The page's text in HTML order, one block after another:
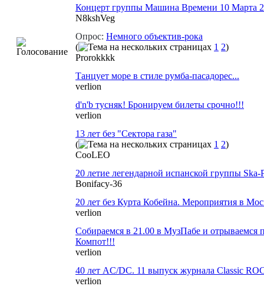
Концерт группы Машина Времени 10 Марта
N8kshVeg
Опрос: Немного объектив-рока
(
1 2)
Prorokkkk
Танцует море в стиле румба-пасадорес...
verlion
d'n'b тусняк! Бронируем билеты срочно!!!
verlion
13 лет без "Сектора газа"
(
1 2)
CooLEO
20 летие легендарной испанской группы Ska-
Bonifacy-36
20 лет без Курта Кобейна. Мероприятия в
verlion
Собираемся в 21.00 в МузПабе и отрываемся
Компот!!!
verlion
40 лет AC/DC. 11 выпуск журнала Classic
verlion